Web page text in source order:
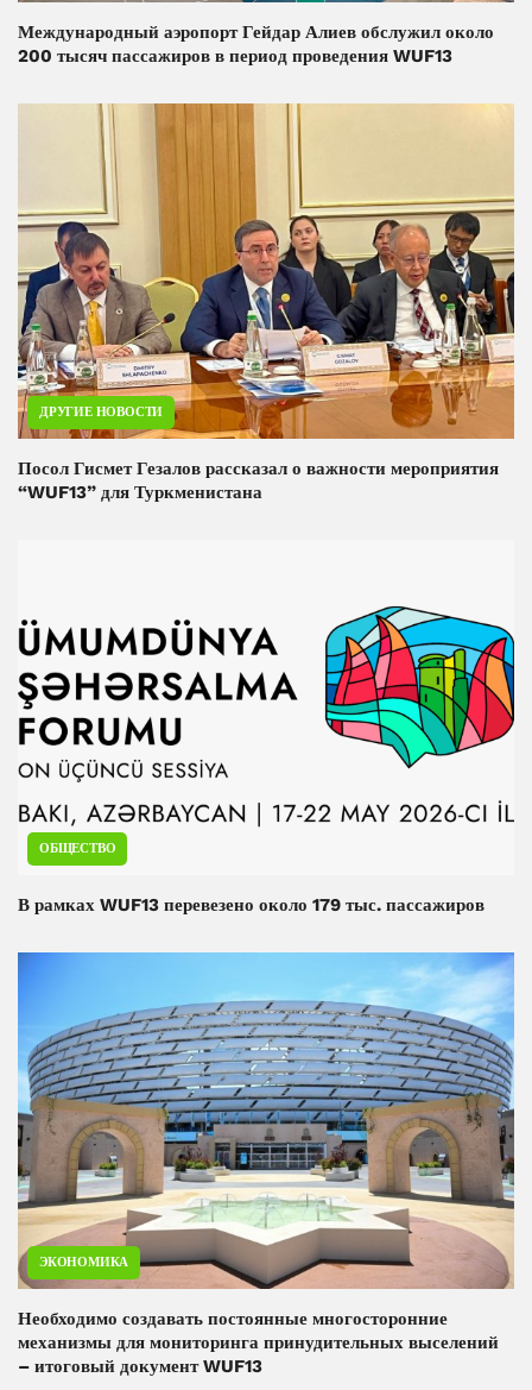
Международный аэропорт Гейдар Алиев обслужил около
200 тысяч пассажиров в период проведения WUF13
ДРУГИЕ НОВОСТИ
Посол Гисмет Гезалов рассказал о важности мероприятия
“WUF13” для Туркменистана
ОБЩЕСТВО
В рамках WUF13 перевезено около 179 тыс. пассажиров
ЭКОНОМИКА
Необходимо создавать постоянные многосторонние
механизмы для мониторинга принудительных выселений
– итоговый документ WUF13